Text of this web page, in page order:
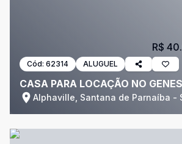
Cód: 62314 ALUGUEL
CASA PARA LOCAÇÃO NO
Alphaville, Santana de Parnaíba -
R$